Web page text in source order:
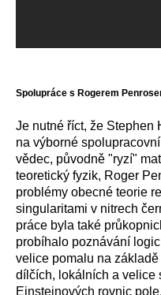
Spolupráce s Rogerem
Je nutné říct, že Stephen
na výborné
vědec, původně "ryzí"
teoretický fyzik, Roger
problémy obecné teorie
singularitami v nitrech
práce byla také
probíhalo poznávání
velice pomalu na
dílčích, lokálních a velice
Einsteinových rovnic